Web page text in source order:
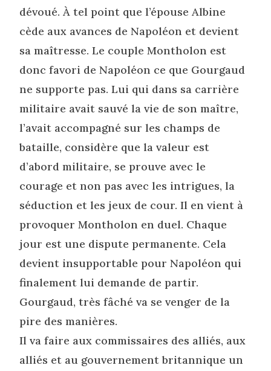
dévoué. À tel point que l’épouse Albine
cède aux avances de Napoléon et devient
sa maîtresse. Le couple Montholon est
donc favori de Napoléon ce que Gourgaud
ne supporte pas. Lui qui dans sa carrière
militaire avait sauvé la vie de son maître,
l’avait accompagné sur les champs de
bataille, considère que la valeur est
d’abord militaire, se prouve avec le
courage et non pas avec les intrigues, la
séduction et les jeux de cour. Il en vient à
provoquer Montholon en duel. Chaque
jour est une dispute permanente. Cela
devient insupportable pour Napoléon qui
finalement lui demande de partir.
Gourgaud, très fâché va se venger de la
pire des manières.
Il va faire aux commissaires des alliés, aux
alliés et au gouvernement britannique un